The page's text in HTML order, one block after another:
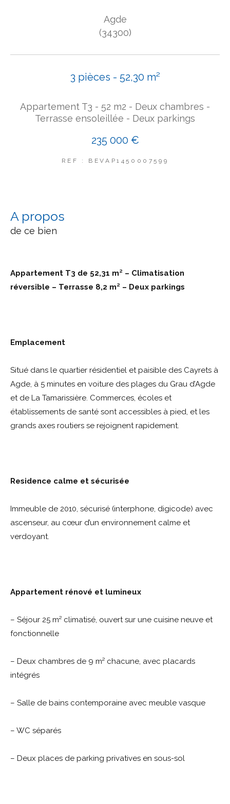
Agde
(34300)
3 pièces - 52,30 m²
Appartement T3 - 52 m2 - Deux chambres -
Terrasse ensoleillée - Deux parkings
235 000 €
REF : BEVAP1450007599
a propos
de ce bien
Appartement T3 de 52,31 m² – Climatisation
réversible – Terrasse 8,2 m² – Deux parkings
Emplacement
Situé dans le quartier résidentiel et paisible des Cayrets à
Agde, à 5 minutes en voiture des plages du Grau d’Agde
et de La Tamarissière. Commerces, écoles et
établissements de santé sont accessibles à pied, et les
grands axes routiers se rejoignent rapidement.
Residence calme et sécurisée
Immeuble de 2010, sécurisé (interphone, digicode) avec
ascenseur, au cœur d’un environnement calme et
verdoyant.
Appartement rénové et lumineux
– Séjour 25 m² climatisé, ouvert sur une cuisine neuve et
fonctionnelle
– Deux chambres de 9 m² chacune, avec placards
intégrés
– Salle de bains contemporaine avec meuble vasque
– WC séparés
– Deux places de parking privatives en sous-sol
EXCLUSIVITÉS